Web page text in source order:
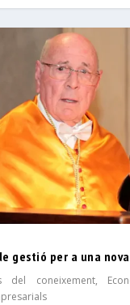
gestió per a una
del coneixement,